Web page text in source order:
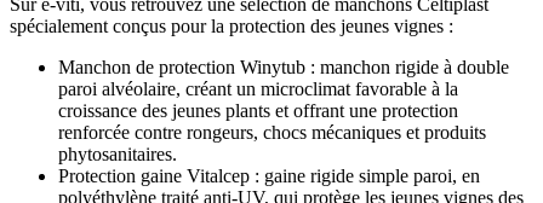
Sur e-viti, vous retrouvez une sélection de manchons Celtiplast
spécialement conçus pour la protection des jeunes vignes :
Manchon de protection Winytub : manchon rigide à double
paroi alvéolaire, créant un microclimat favorable à la
croissance des jeunes plants et offrant une protection
renforcée contre rongeurs, chocs mécaniques et produits
phytosanitaires.
Protection gaine Vitalcep : gaine rigide simple paroi, en
polyéthylène traité anti-UV, qui protège les jeunes vignes des